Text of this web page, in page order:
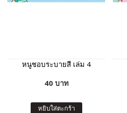
หนูชอบระบายสี เล่ม 4
40 บาท
หยิบใส่ตะกร้า